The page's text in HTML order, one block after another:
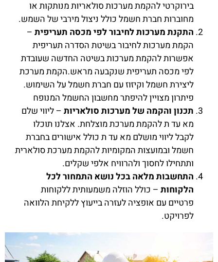
בירוקרטי להקמת מערכות סולאריות מנותקות או
מחוברות חברת חשמל כולל ניצול מירבי של השמש.
התקנת מערכות לחיבור לפי מכסה תעריפית –
הקמת מערכות לחיבור בשיטת הסדרה תעריפית
אפשרות להקמת מערכות בשיטה החדשה שעובדת
לפי מכסה תעריפית שנקבעה מראש.הקמת מערכת
ליצירת חשמל וקיזוז עם חברת חשמל על השימוש.
פיתרון מצויין להיפתר מחשבון החשמל המנופח
תכנון והקמה של מערכות סולאריות – ליווי שלם
מא עד ת להקמת מערכת מוצלחת. אצלנו תוכלו
לקבל ליווי מושלם מא עד ת כולל אישורים בחברת
חשמל ובמועצות המקומיות להקמת מערכת סולארית
ותתחילו לחסוך ולהרוויח אלפי שקלים.
התחשבות מלאה בכל נושא התמחור לכל
הלקוחות – כולל הוזלה משמעותית ללקוחות
פרטיים עם אופציה לעזרה בייעוץ ללקיחת הלוואה
לפרויקט.